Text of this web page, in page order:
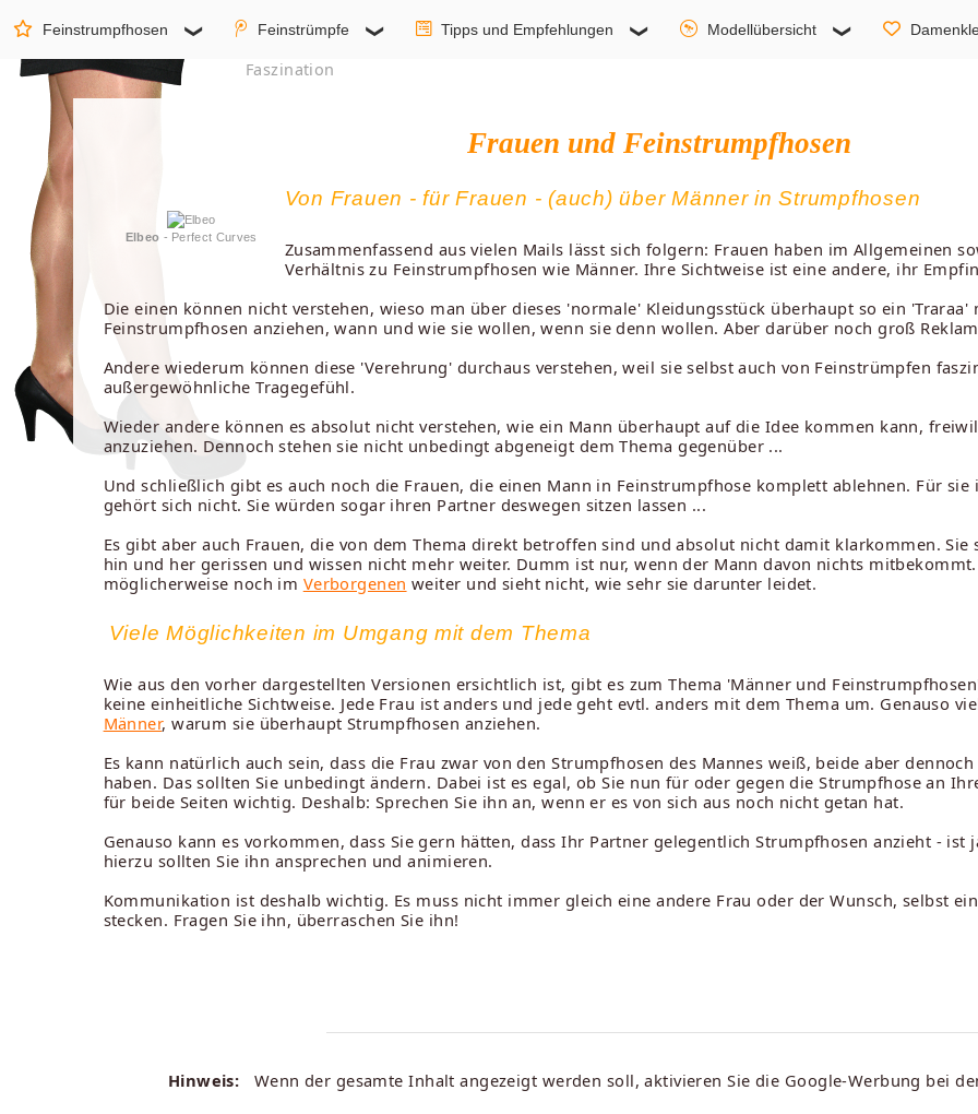
Feinstrumpfhosen Feinstrümpfe Tipps und Empfehlungen Modellübersicht
Faszination
Frauen und Feinstrumpfhosen
Elbeo - Perfect Curves
Von Frauen - für Frauen - (auch) über Männer in Strumpfhosen
Zusammenfassend aus vielen Mails lässt sich folgern: Frauen haben im Allgemeinen
Verhältnis zu Feinstrumpfhosen wie Männer. Ihre Sichtweise ist eine andere, ihr
Die einen können nicht verstehen, wieso man über dieses 'normale' Kleidungsstück überhaupt so ein 'Traraa'
Feinstrumpfhosen anziehen, wann und wie sie wollen, wenn sie denn wollen. Aber darüber noch groß
Andere wiederum können diese 'Verehrung' durchaus verstehen, weil sie selbst auch von Feinstrümpfen
außergewöhnliche Tragegefühl.
Wieder andere können es absolut nicht verstehen, wie ein Mann überhaupt auf die Idee kommen kann,
anzuziehen. Dennoch stehen sie nicht unbedingt abgeneigt dem Thema gegenüber ...
Und schließlich gibt es auch noch die Frauen, die einen Mann in Feinstrumpfhose komplett ablehnen. Für
gehört sich nicht. Sie würden sogar ihren Partner deswegen sitzen lassen ...
Es gibt aber auch Frauen, die von dem Thema direkt betroffen sind und absolut nicht damit klarkommen.
hin und her gerissen und wissen nicht mehr weiter. Dumm ist nur, wenn der Mann davon nichts
möglicherweise noch im Verborgenen weiter und sieht nicht, wie sehr sie darunter leidet.
Viele Möglichkeiten im Umgang mit dem Thema
Wie aus den vorher dargestellten Versionen ersichtlich ist, gibt es zum Thema 'Männer und
keine einheitliche Sichtweise. Jede Frau ist anders und jede geht evtl. anders mit dem Thema um. Genauso
Männer, warum sie überhaupt Strumpfhosen anziehen.
Es kann natürlich auch sein, dass die Frau zwar von den Strumpfhosen des Mannes weiß, beide aber
haben. Das sollten Sie unbedingt ändern. Dabei ist es egal, ob Sie nun für oder gegen die Strumpfhose an
für beide Seiten wichtig. Deshalb: Sprechen Sie ihn an, wenn er es von sich aus noch nicht getan hat.
Genauso kann es vorkommen, dass Sie gern hätten, dass Ihr Partner gelegentlich Strumpfhosen anzieht - ist
hierzu sollten Sie ihn ansprechen und animieren.
Kommunikation ist deshalb wichtig. Es muss nicht immer gleich eine andere Frau oder der Wunsch, selbst
stecken. Fragen Sie ihn, überraschen Sie ihn!
Hinweis: Wenn der gesamte Inhalt angezeigt werden soll, aktivieren Sie die Google-Werbung bei